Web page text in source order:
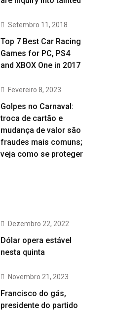
Setembro 11, 2018
Top 7 Best Car Racing
Games for PC, PS4
and XBOX One in 2017
Fevereiro 8, 2023
Golpes no Carnaval:
troca de cartão e
mudança de valor são
fraudes mais comuns;
veja como se proteger
Dezembro 22, 2022
Dólar opera estável
nesta quinta
Novembro 21, 2023
Francisco do gás,
presidente do partido